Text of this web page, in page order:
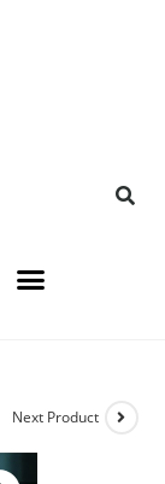
Next Product